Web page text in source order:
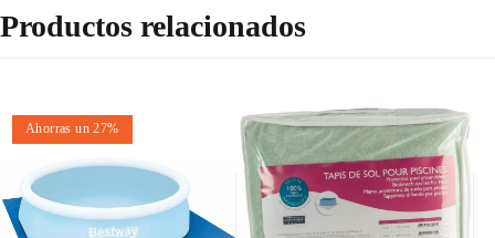
Productos relacionados
Ahorras un 27%